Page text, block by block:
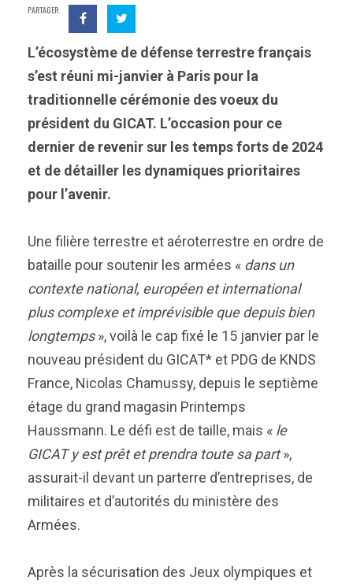
PARTAGER
L’écosystème de défense terrestre français
s’est réuni mi-janvier à Paris pour la
traditionnelle cérémonie des voeux du
président du GICAT. L’occasion pour ce
dernier de revenir sur les temps forts de 2024
et de détailler les dynamiques prioritaires
pour l’avenir.
Une filière terrestre et aéroterrestre en ordre de
bataille pour soutenir les armées « dans un
contexte national, européen et international
plus complexe et imprévisible que depuis bien
longtemps», voilà le cap fixé le 15 janvier par le
nouveau président du GICAT* et PDG de KNDS
France, Nicolas Chamussy, depuis le septième
étage du grand magasin Printemps
Haussmann. Le défi est de taille, mais « le
GICAT y est prêt et prendra toute sa part»,
assurait-il devant un parterre d’entreprises, de
militaires et d’autorités du ministère des
Armées.
Après la sécurisation des Jeux olympiques et